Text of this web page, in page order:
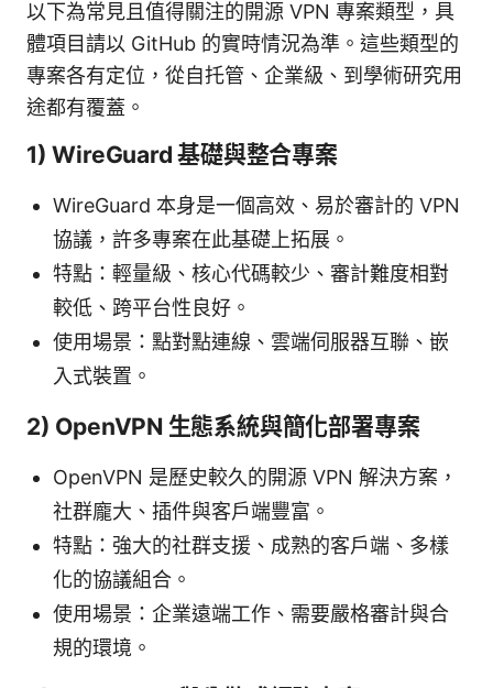
以下為常見且值得關注的開源 VPN 專案類型，具
體項目請以 GitHub 的實時情況為準。這些類型的
專案各有定位，從自托管、企業級、到學術研究用
途都有覆蓋。
1) WireGuard 基礎與整合專案
WireGuard 本身是一個高效、易於審計的 VPN
協議，許多專案在此基礎上拓展。
特點：輕量級、核心代碼較少、審計難度相對
較低、跨平台性良好。
使用場景：點對點連線、雲端伺服器互聯、嵌
入式裝置。
2) OpenVPN 生態系統與簡化部署專案
OpenVPN 是歷史較久的開源 VPN 解決方案，
社群龐大、插件與客戶端豐富。
特點：強大的社群支援、成熟的客戶端、多樣
化的協議組合。
使用場景：企業遠端工作、需要嚴格審計與合
規的環境。